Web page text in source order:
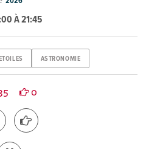
À 21:45
ASTRONOMIE
0